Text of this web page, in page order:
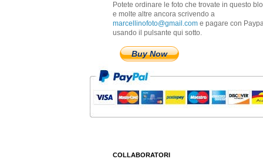
Potete ordinare le foto che trovate in questo
e molte altre ancora scrivendo a
marcellinofoto@gmail.com e pagare con
usando il pulsante qui sotto.
Buy Now
COLLABORATORI